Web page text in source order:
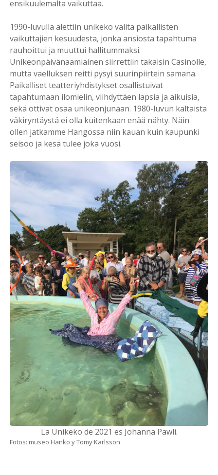
ensikuulemalta vaikuttaa.
1990-luvulla alettiin unikeko valita paikallisten
vaikuttajien kesuudesta, jonka ansiosta tapahtuma
rauhoittui ja muuttui hallitummaksi.
Unikeonpäivänaamiainen siirrettiin takaisin Casinolle,
mutta vaelluksen reitti pysyi suurinpiirtein samana.
Paikalliset teatteriyhdistykset osallistuivat
tapahtumaan ilomielin, viihdyttäen lapsia ja aikuisia,
sekä ottivat osaa unikeonjunaan. 1980-luvun kaltaista
väkiryntäystä ei olla kuitenkaan enää nähty. Näin
ollen jatkamme Hangossa niin kauan kuin kaupunki
seisoo ja kesä tulee joka vuosi.
La Unikeko de 2021 es Johanna Pawli.
Fotos: museo Hanko y Tomy Karlsson